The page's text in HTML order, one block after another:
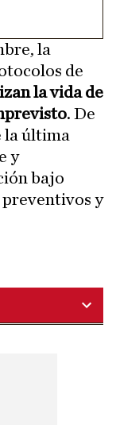
la
de
la vida de
. De
la última
y
bajo
y